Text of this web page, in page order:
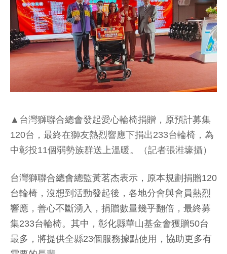
▲台灣獅聯合總會發起愛心輪椅捐贈，原預計募集
120台，最終在獅友熱烈響應下捐出233台輪椅，為
中彰投11個弱勢族群送上溫暖。（記者張溎壕攝）
台灣獅聯合總會總監黃茗杰表示，原本規劃捐贈120
台輪椅，沒想到活動發起後，各地分會與會員熱烈
響應，善心不斷湧入，捐贈數量幾乎翻倍，最終募
集233台輪椅。其中，彰化縣華山基金會獲贈50台
最多，將提供全縣23個服務據點使用，協助更多有